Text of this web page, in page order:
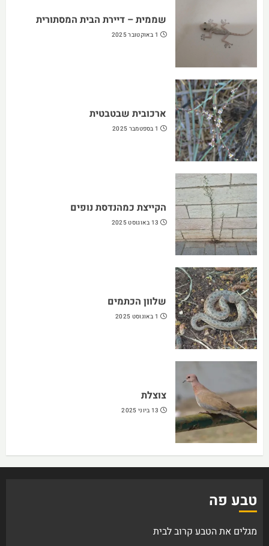
שממית – דיירת הבית המסתורית
1 באוקטובר 2025
ארכובית שבטבטית
1 בספטמבר 2025
הקייצת כמהנדסת נופים
13 באוגוסט 2025
שלוון הכתמים
1 באוגוסט 2025
צוצלת
13 ביוני 2025
טבע פה
מגלים את הטבע קרוב לבית